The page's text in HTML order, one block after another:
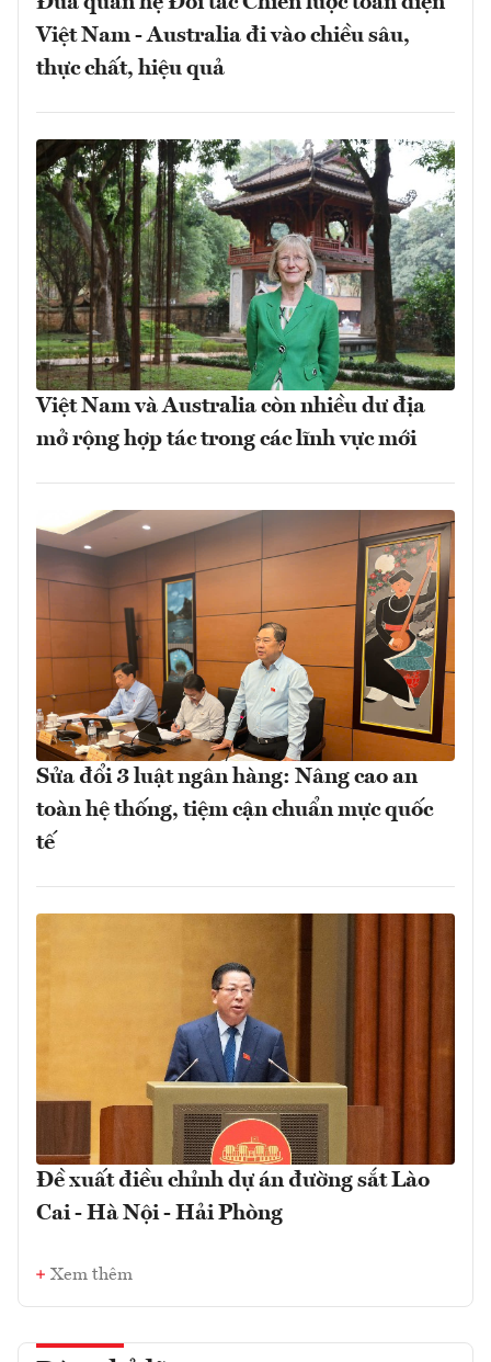
Việt Nam - Australia đi vào chiều sâu,
thực chất, hiệu quả
Việt Nam và Australia còn nhiều dư địa
mở rộng hợp tác trong các lĩnh vực mới
Sửa đổi 3 luật ngân hàng: Nâng cao an
toàn hệ thống, tiệm cận chuẩn mực quốc
tế
Đề xuất điều chỉnh dự án đường sắt Lào
Cai - Hà Nội - Hải Phòng
Xem thêm